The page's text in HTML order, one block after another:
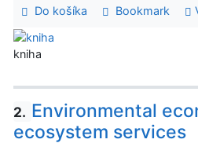
Do košíka Bookmark
kniha
2. Environmental
ecosystem services